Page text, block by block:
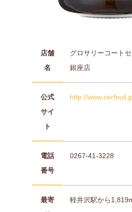
店舗
名
グロサリーコート
銀座店
公式
サイ
ト
http://
電話
番号
0267-41-3228
最寄
軽井沢駅から